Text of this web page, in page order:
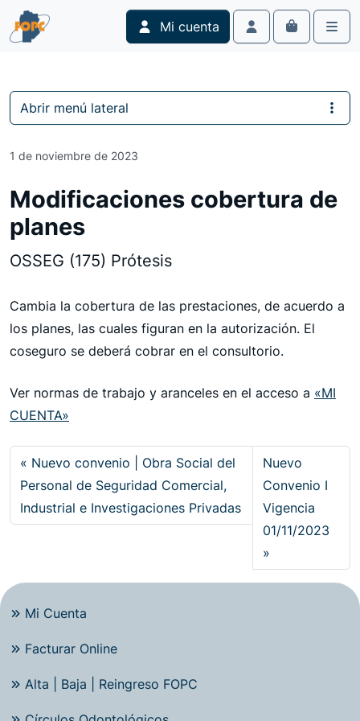
Skip to content
Skip to footer
Mi cuenta
Account
Cart
1 de noviembre de 2023
Modificaciones cobertura de
planes
OSSEG (175) Prótesis
Cambia la cobertura de las prestaciones, de acuerdo a
los planes, las cuales figuran en la autorización. El
coseguro se deberá cobrar en el consultorio.
Ver normas de trabajo y aranceles en el acceso a «MI
CUENTA»
Nuevo convenio | Obra Social del
Personal de Seguridad Comercial,
Industrial e Investigaciones Privadas
Nuevo
Convenio I
Vigencia
01/11/2023
Abrir menú lateral
Mi Cuenta
Facturar Online
Alta | Baja | Reingreso FOPC